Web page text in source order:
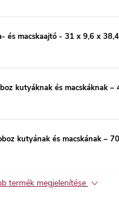
és macskaajtó - 31 x 9,6 x
kutyáknak és macskáknak
kutyának és macskának –
termék megjelenítése